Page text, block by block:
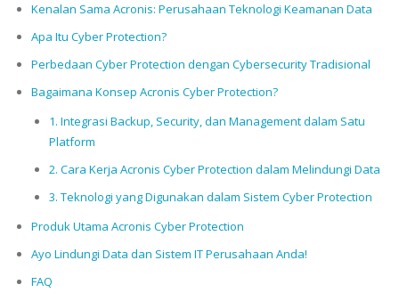
Kenalan Sama Acronis: Perusahaan Teknologi Keamanan Data
Apa Itu Cyber Protection?
Perbedaan Cyber Protection dengan Cybersecurity Tradisional
Bagaimana Konsep Acronis Cyber Protection?
1. Integrasi Backup, Security, dan Management dalam Satu
Platform
2. Cara Kerja Acronis Cyber Protection dalam Melindungi Data
3. Teknologi yang Digunakan dalam Sistem Cyber Protection
Produk Utama Acronis Cyber Protection
Ayo Lindungi Data dan Sistem IT Perusahaan Anda!
FAQ